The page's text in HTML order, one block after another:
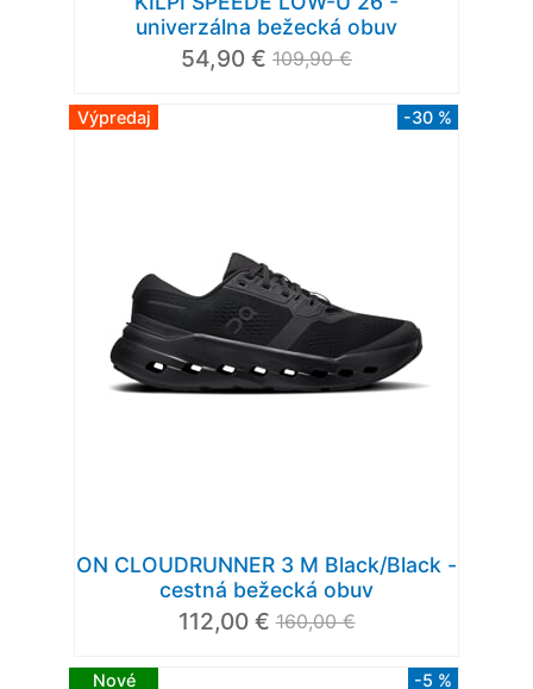
univerzálna bežecká obuv
54,90 € 109,90 €
Výpredaj -30 %
ON CLOUDRUNNER 3 M Black/Black -
cestná bežecká obuv
112,00 € 160,00 €
Nové -5 %